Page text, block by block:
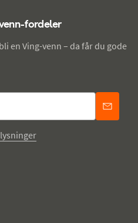
fordeler
en Ving-venn – da får du gode